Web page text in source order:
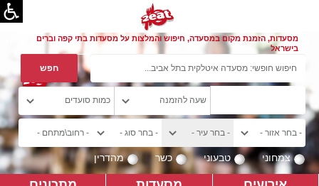
מסעדות, הזמנת מקום במסעדה, חיפוש והמלצות על מסעדות בתי קפה וברים
בישראל
צמחוני טבעוני כשר מהדרין